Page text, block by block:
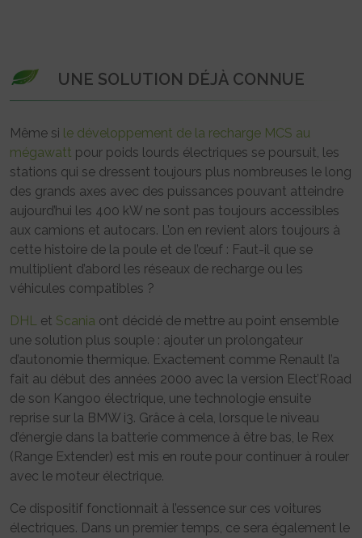
UNE SOLUTION DÉJÀ CONNUE
Même si le développement de la recharge MCS au
mégawatt pour poids lourds électriques se poursuit, les
stations qui se dressent toujours plus nombreuses le long
des grands axes avec des puissances pouvant atteindre
aujourd’hui les 400 kW ne sont pas toujours accessibles
aux camions et autocars. L’on en revient alors toujours à
cette histoire de la poule et de l’œuf : Faut-il que se
multiplient d’abord les réseaux de recharge ou les
véhicules compatibles ?
DHL et Scania ont décidé de mettre au point ensemble
une solution plus souple : ajouter un prolongateur
d’autonomie thermique. Exactement comme Renault l’a
fait au début des années 2000 avec la version Elect’Road
de son Kangoo électrique, une technologie ensuite
reprise sur la BMW i3. Grâce à cela, lorsque le niveau
d’énergie dans la batterie commence à être bas, le Rex
(Range Extender) est mis en route pour continuer à rouler
avec le moteur électrique.
Ce dispositif fonctionnait à l’essence sur ces voitures
électriques. Dans un premier temps, ce sera également le